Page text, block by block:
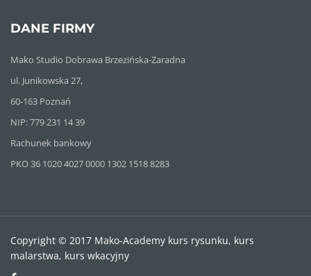
DANE FIRMY
Mako Studio Dobrawa Brzezińska-Zaradna
ul. Junikowska 27,
60-163 Poznań
NIP: 779 231 14 39
Rachunek bankowy
PKO 36 1020 4027 0000 1302 1518 8283
Copyright © 2017 Mako-Academy kurs rysunku, kurs
malarstwa, kurs wkacyjny